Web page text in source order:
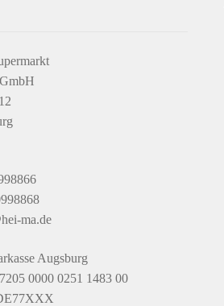
ma.de
Augsburg
0000 0251 1483 00